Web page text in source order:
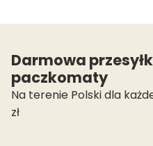
Darmowa
paczkomaty
Na terenie Polski dla
zł